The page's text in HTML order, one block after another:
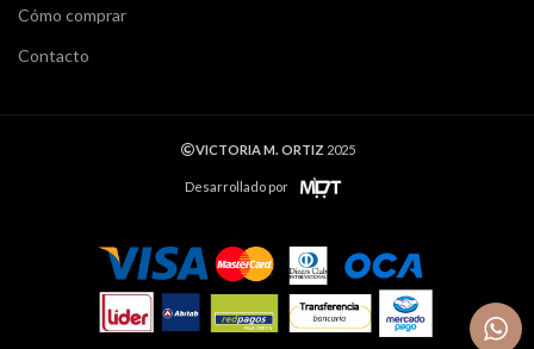
Cómo comprar
Contacto
VICTORIA M. ORTIZ 2025
Desarrollado por